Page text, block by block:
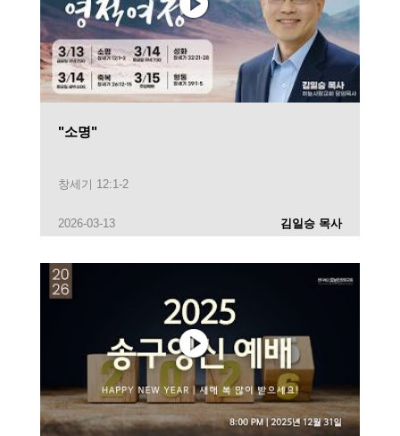
"소명"
창세기 12:1-2
2026-03-13 김일승 목사